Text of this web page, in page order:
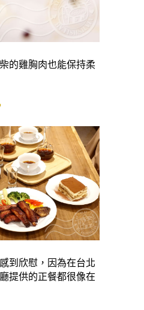
的雞胸肉也能保持柔
到欣慰，因為在台北
提供的正餐都很像在